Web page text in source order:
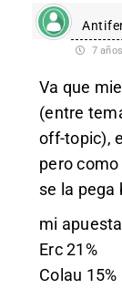
7
Va que
(entre
off-topic),
pero
se la pega
mi
Erc 21%
Colau 15%